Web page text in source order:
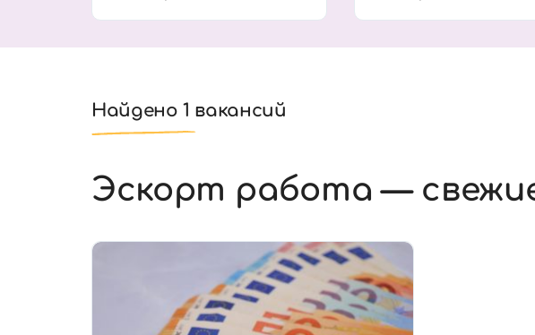
Найдено 1 вакансий
Эскорт работа —